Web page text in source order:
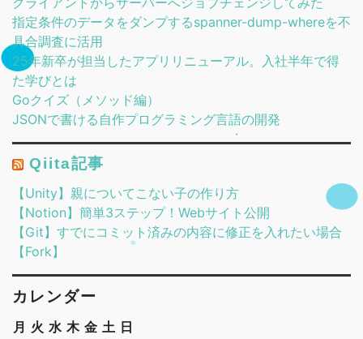
指定条件のデータをダンプするspanner-dump-whereを不
具合調査に活用
25年新卒が担当したアプリリニューアル。入社半年で得
た学びとは
Goクイズ（メソッド編）
JSONで書ける自作プログラミング言語の開発
Qiita記事
【Unity】親についてこない子の作り方
【Notion】簡単3ステップ！Webサイト公開
【Git】すでにコミット済みの内容に修正を入れたい場合
【Fork】
カレンダー
月 火 水 木 金 土 日